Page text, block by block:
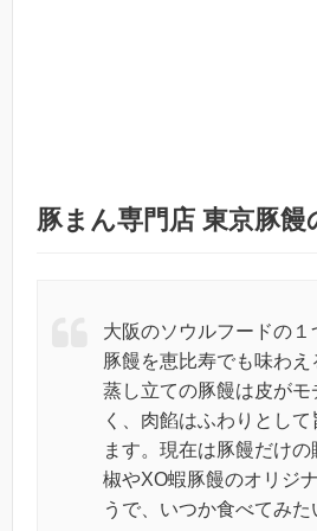
豚まん専門店 東京豚饅
大阪のソウルフードの
豚饅を恵比寿でも味わえ
蒸し立ての豚饅は皮が
く、肉餡はふわりとし
ます。現在は豚饅だけ
椒やXO蝦豚饅のオリジ
うで、いつか食べてみた